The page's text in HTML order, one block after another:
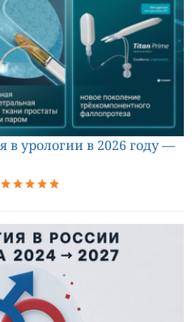
в урологии в 2026 году —